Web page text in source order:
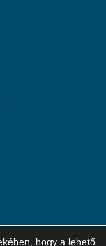
hogy a lehető